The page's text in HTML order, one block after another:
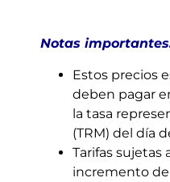
Notas
Estos precios
deben pagar
la tasa
(TRM) del día
Tarifas sujetas
incremento